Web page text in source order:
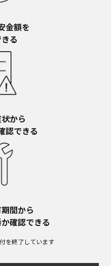
合、当社の選択により、
場合もあります。ただ
開されている取扱説明書
取扱説明書の変更の度に
ありません。
補足する操作ガイドなど
ることがありますが、本
の印刷物は公開しており
ご注意については、取扱
同梱の別紙にてお客様に
本ウェブサイトでは別紙
公開しておりません。
安全上のご注意は、法的
に記載の安全上のご注意
りましたら、ご購入店、
ください。
金額を​
る
から​
認できる
間から​
確認できる
を終了しています​